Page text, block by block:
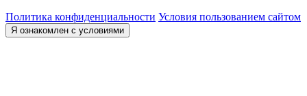
Политика конфиденциальности Условия пользованием сайтом
Я ознакомлен с условиями